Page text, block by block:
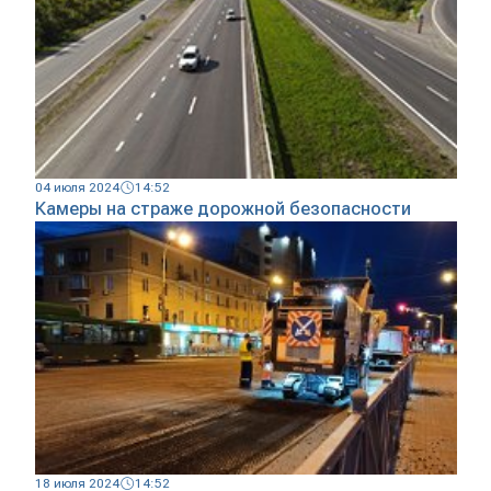
04 июля 2024 14:52
Камеры на страже дорожной безопасности
18 июля 2024 14:52